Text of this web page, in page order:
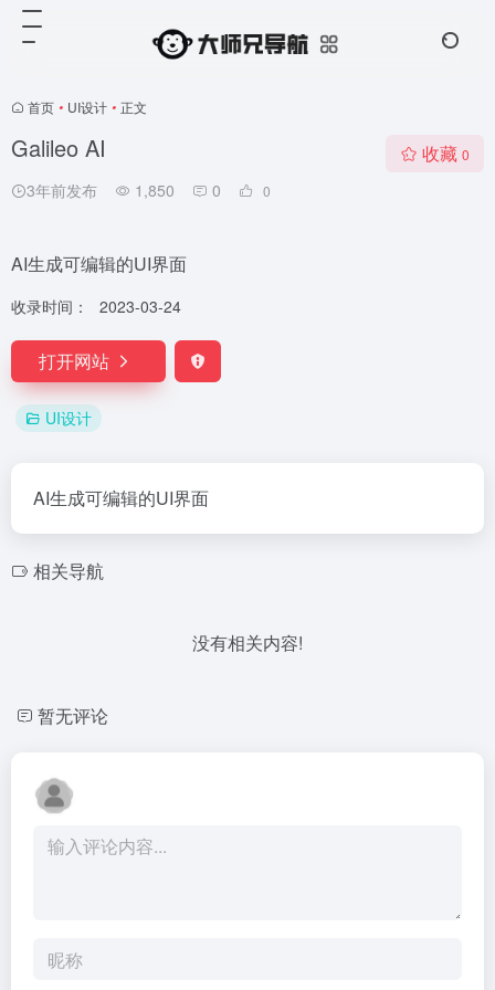
首页 • UI设计 • 正文
Galileo AI
3年前发布 1,850 0 0
收藏 0
AI生成可编辑的UI界面
收录时间： 2023-03-24
打开网站
UI设计
AI生成可编辑的UI界面
相关导航
没有相关内容!
暂无评论